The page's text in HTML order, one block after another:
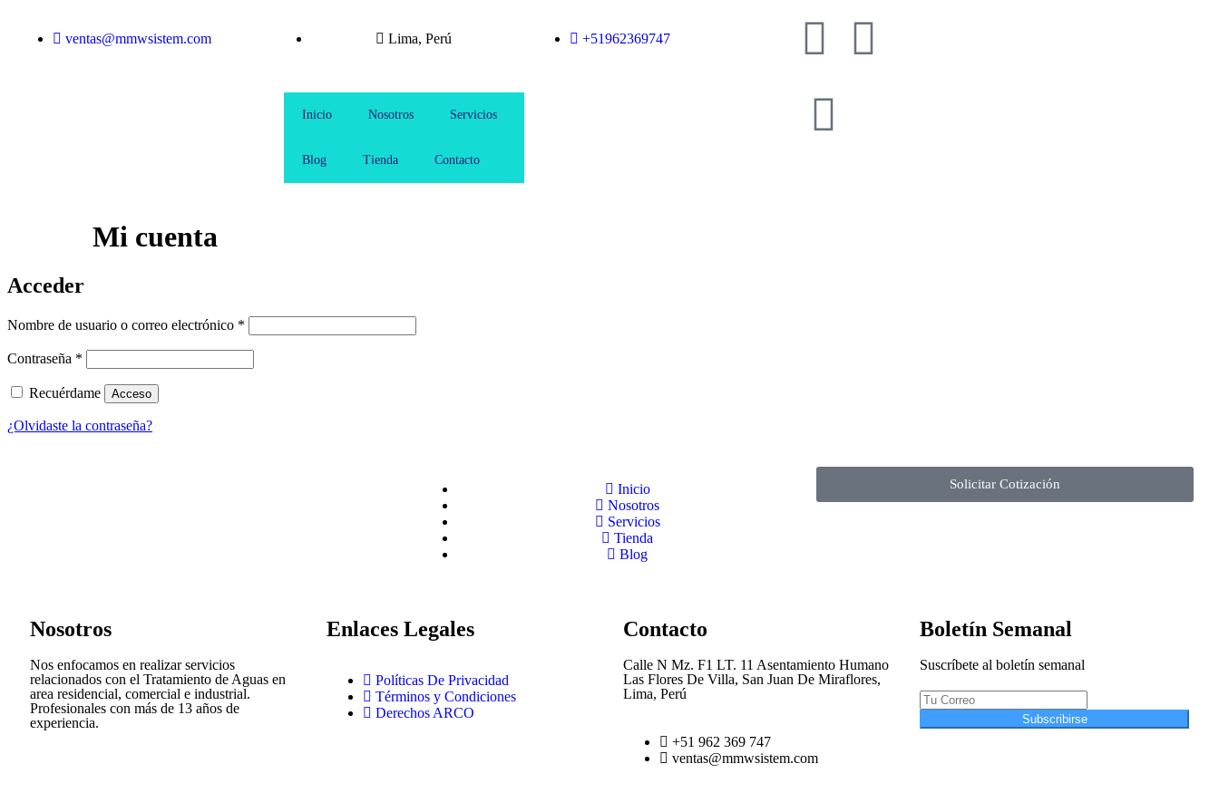
ventas@mmwsistem.com Lima, Perú +51962369747
Inicio Nosotros Servicios
Blog Tienda Contacto
Mi cuenta
Acceder
Nombre de usuario o correo electrónico *
Contraseña *
Recuérdame Acceso
¿Olvidaste la contraseña?
Inicio
Nosotros
Servicios
Tienda
Blog
Solicitar Cotización
Nosotros
Nos enfocamos en realizar servicios
relacionados con el Tratamiento de Aguas en
area residencial, comercial e industrial.
Profesionales con más de 13 años de
experiencia.
Enlaces Legales
Políticas De Privacidad
Términos y Condiciones
Derechos ARCO
Contacto
Calle N Mz. F1 LT. 11 Asentamiento Humano
Las Flores De Villa, San Juan De Miraflores,
Lima, Perú
+51 962 369 747
ventas@mmwsistem.com
Boletín Semanal
Suscríbete al boletín semanal
Subscribirse